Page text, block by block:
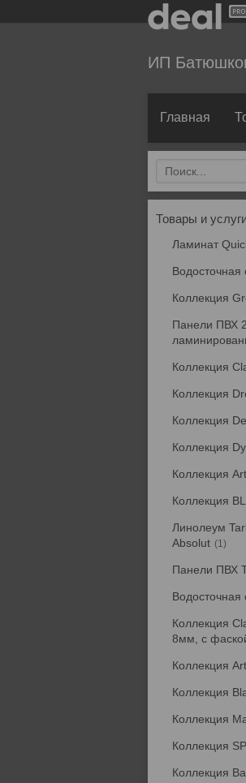
ИП
Главная
Товары и
Ламинат
Водосточная
Коллекция
Панели ПВХ
Коллекция
Коллекция
Коллекция
Коллекция
Коллекция
Коллекция
Линолеум
Absolut
1
Панели ПВХ
Водосточная
Коллекция
8мм, с
Коллекция
Коллекция
Коллекция
Коллекция
Коллекция